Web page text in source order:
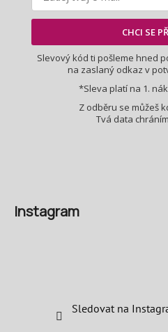
CHCI SE
Slevový kód ti pošleme hned
na zaslaný odkaz v
*Sleva platí na 1.
Z odběru se můžeš
Tvá data
Instagram
Sledovat na